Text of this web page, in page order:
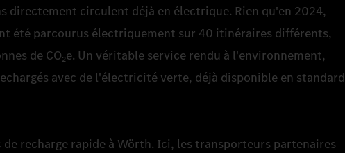
directement circulent déjà en électrique. Rien qu'en 2024,
été parcourus électriquement sur 40 itinéraires différents,
de CO₂e. Un véritable service rendu à l'environnement,
avec de l'électricité verte, déjà disponible en standard
recharge rapide à Wörth. Ici, les transporteurs partenaires